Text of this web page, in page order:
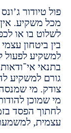
ג’ונס
אין אדם,
בו או לכפות
עצמי לבין
לפעול לפי
אי־ודאות
להיאחז
מי שמנסה
להודות
הפסד בזמן אינה
למשמעת ולניהול